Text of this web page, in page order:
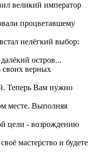
великий император
процветавшему
нелёгкий выбор:
остров...
верных
Теперь Вам нужно
месте. Выполняя
цели - возрождению
мастерство и будете